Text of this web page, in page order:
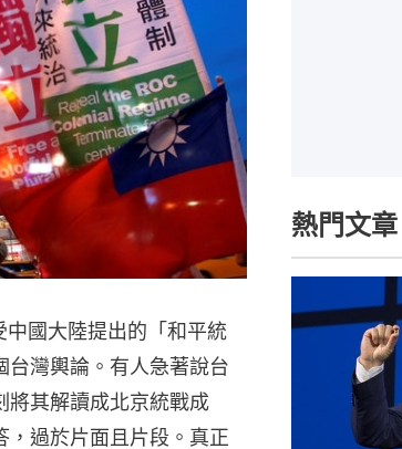
國大陸提出的「和平統
台灣輿論。有人急著說台
將其解讀成北京統戰成
，過於片面且片段。真正
熱門文章